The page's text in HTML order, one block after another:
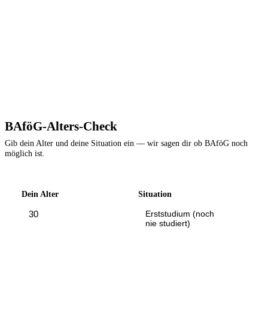
BAföG-Alters-Check
Gib dein Alter und deine Situation ein — wir sagen dir ob BAföG noch
möglich ist.
Dein Alter Situation
Erststudium (noch
nie studiert)